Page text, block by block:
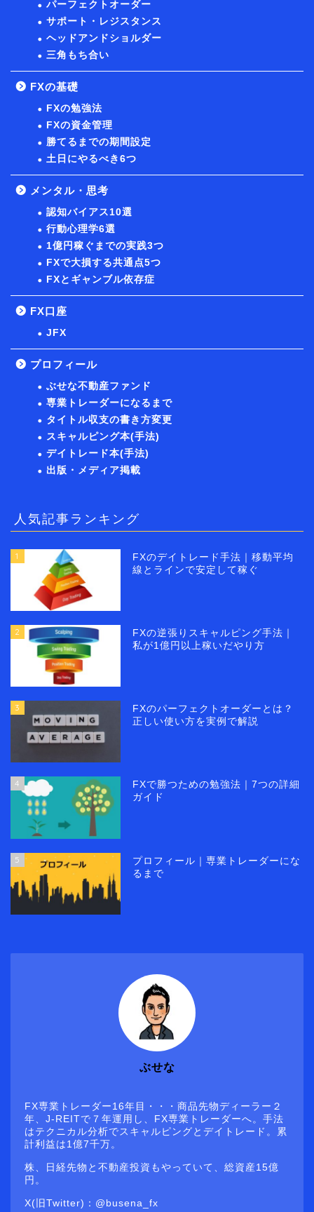
パーフェクトオーダー
サポート・レジスタンス
ヘッドアンドショルダー
三角もち合い
FXの基礎
FXの勉強法
FXの資金管理
勝てるまでの期間設定
土日にやるべき6つ
メンタル・思考
認知バイアス10選
行動心理学6選
1億円稼ぐまでの実践3つ
FXで大損する共通点5つ
FXとギャンブル依存症
FX口座
JFX
プロフィール
ぶせな不動産ファンド
専業トレーダーになるまで
タイトル収支の書き方変更
スキャルピング本(手法)
デイトレード本(手法)
出版・メディア掲載
人気記事ランキング
1
FXのデイトレード手法｜移動平均
線とラインで安定して稼ぐ
2
FXの逆張りスキャルピング手法｜
私が1億円以上稼いだやり方
3
FXのパーフェクトオーダーとは？
正しい使い方を実例で解説
4
FXで勝つための勉強法｜7つの詳細
ガイド
5
プロフィール｜専業トレーダーにな
るまで
ぶせな
FX専業トレーダー16年目・・・商品先物ディーラー２
年、J-REITで７年運用し、FX専業トレーダーへ。手法
はテクニカル分析でスキャルピングとデイトレード。累
計利益は1億7千万。
株、日経先物と不動産投資もやっていて、総資産15億
円。
X(旧Twitter)：@busena_fx